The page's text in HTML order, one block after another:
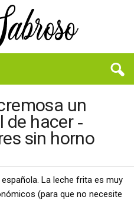
un
hacer ‑
sin horno
La leche frita es muy
(para que no necesite